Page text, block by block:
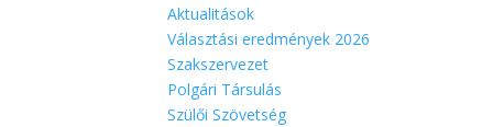
Aktualitások
Választási eredmények 2026
Szakszervezet
Polgári Társulás
Szülői Szövetség